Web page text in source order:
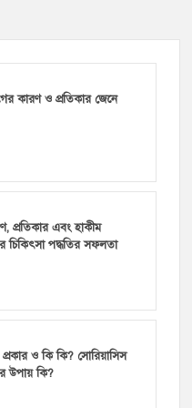
কারণ ও প্রতিকার জেনে
প্রতিকার এবং হাকীম
চিকিৎসা পদ্ধতির সফলতা
ও কি কি? সোরিয়াসিস
উপায় কি?